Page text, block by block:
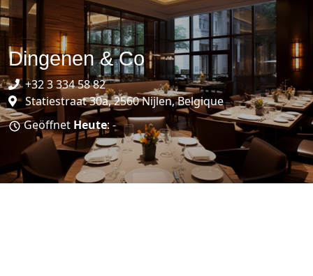
Dingenen & Co
+32 3 334 58 82
Statiestraat 30a, 2560 Nijlen, Belgique
Geöffnet Heute: -